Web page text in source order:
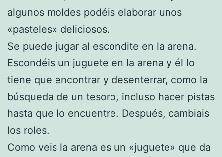
algunos moldes podéis elaborar unos
«pasteles» deliciosos.
Se puede jugar al escondite en la arena.
Escondéis un juguete en la arena y él lo
tiene que encontrar y desenterrar, como la
búsqueda de un tesoro, incluso hacer pistas
hasta que lo encuentre. Después, cambiais
los roles.
Como veis la arena es un «juguete» que da